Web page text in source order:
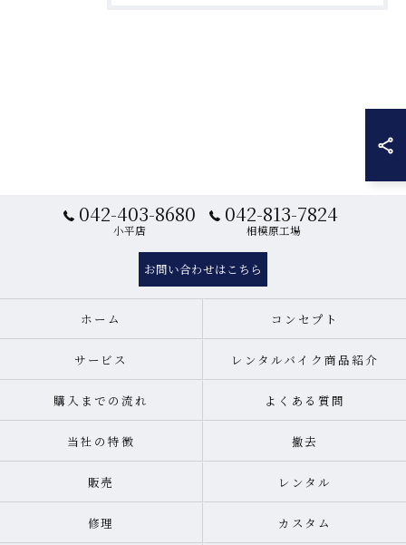
042-403-8680
小平店
042-813-7824
相模原工場
お問い合わせはこちら
ホーム コンセプト
サービス レンタルバイク商品紹介
購入までの流れ よくある質問
当社の特徴 撤去
販売 レンタル
修理 カスタム